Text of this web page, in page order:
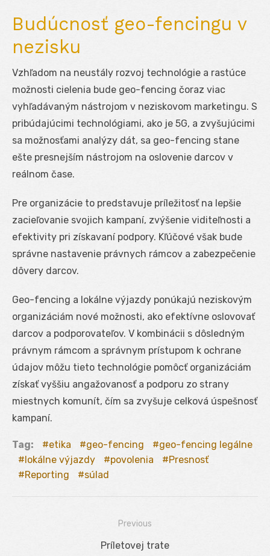
Budúcnosť geo-fencingu v
nezisku
Vzhľadom na neustály rozvoj technológie a rastúce
možnosti cielenia bude geo-fencing čoraz viac
vyhľadávaným nástrojom v neziskovom marketingu. S
pribúdajúcimi technológiami, ako je 5G, a zvyšujúcimi
sa možnosťami analýzy dát, sa geo-fencing stane
ešte presnejším nástrojom na oslovenie darcov v
reálnom čase.
Pre organizácie to predstavuje príležitosť na lepšie
zacieľovanie svojich kampaní, zvýšenie viditeľnosti a
efektivity pri získavaní podpory. Kľúčové však bude
správne nastavenie právnych rámcov a zabezpečenie
dôvery darcov.
Geo-fencing a lokálne výjazdy ponúkajú neziskovým
organizáciám nové možnosti, ako efektívne oslovovať
darcov a podporovateľov. V kombinácii s dôsledným
právnym rámcom a správnym prístupom k ochrane
údajov môžu tieto technológie pomôcť organizáciám
získať vyššiu angažovanosť a podporu zo strany
miestnych komunít, čím sa zvyšuje celková úspešnosť
kampaní.
Tag: etika geo-fencing
geo-fencing legálne
lokálne výjazdy
povolenia
Presnosť
Reporting
súlad
Previous
Previous
Príletovej trate